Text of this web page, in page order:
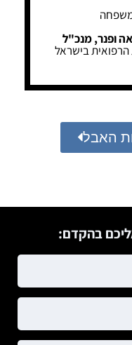
ופנר, מנכ"ל
בישראל
האבל
בהקדם: